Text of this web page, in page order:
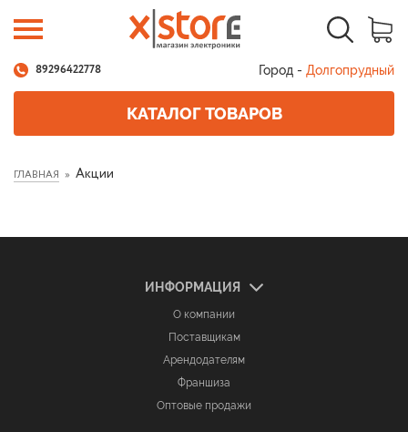
89296422778 Город - Долгопрудный
КАТАЛОГ ТОВАРОВ
ГЛАВНАЯ Акции
ИНФОРМАЦИЯ
О компании
Поставщикам
Арендодателям
Франшиза
Оптовые продажи